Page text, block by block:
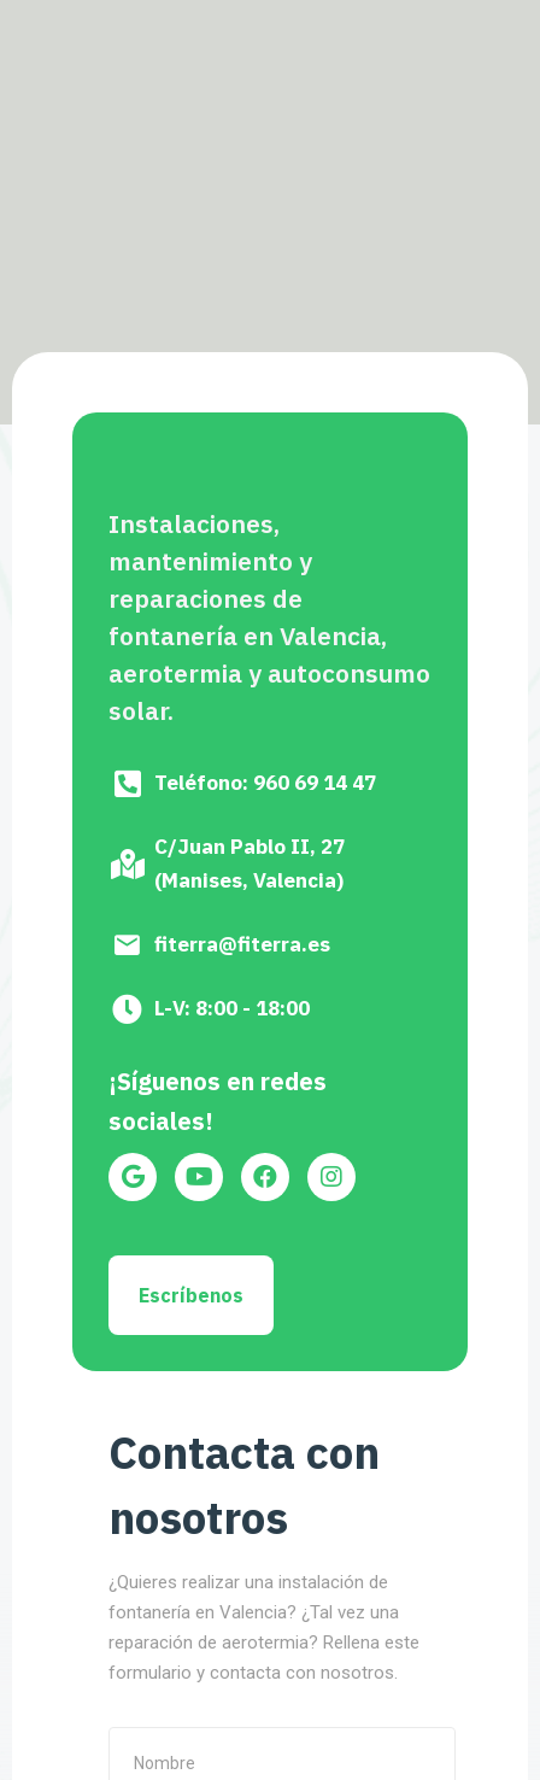
Instalaciones,
mantenimiento y
reparaciones de
fontanería en Valencia,
aerotermia y autoconsumo
solar.
Teléfono: 960 69 14 47
C/Juan Pablo II, 27
(Manises, Valencia)
fiterra@fiterra.es
L-V: 8:00 - 18:00
¡Síguenos en redes
sociales!
Escríbenos
Contacta con
nosotros
¿Quieres realizar una instalación de
fontanería en Valencia? ¿Tal vez una
reparación de aerotermia? Rellena este
formulario y contacta con nosotros.